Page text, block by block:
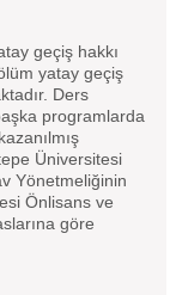
geçiş hakkı
yatay geçiş
Ders
programlarda
Üniversitesi
Yönetmeliğinin
Önlisans ve
göre